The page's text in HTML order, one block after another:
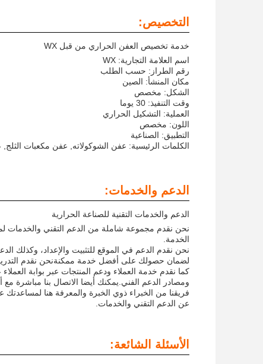
التخصيص:
خدمة تخصيص العفن الحراري من قبل WX
اسم العلامة التجارية: WX
رقم الطراز: حسب الطلب
مكان المنشأ: الصين
الشكل: مخصص
وقت التنفيذ: 30 يوما
العملية: التشكيل الحراري
اللون: مخصص
التطبيق: الصناعية
الكلمات الرئيسية: عفن الشوكولاته, عفن مكعبات الثلج,
الدعم والخدمات:
الدعم والخدمات التقنية للصناعة الحرارية
نحن نقدم مجموعة شاملة من الدعم التقني والخدمات
الخدمة.
لضمان حصولك على أفضل خدمة ممكنةنحن نقدم
كما نقدم خدمة العملاء ودعم المنتجات عبر بوابة
ومصادر الدعم الفني.يمكنك أيضا الاتصال بنا مباشرة
فريقنا من الخبراء ذوي الخبرة والمعرفة هنا
عن الدعم التقني والخدمات.
الأسئلة الشائعة: